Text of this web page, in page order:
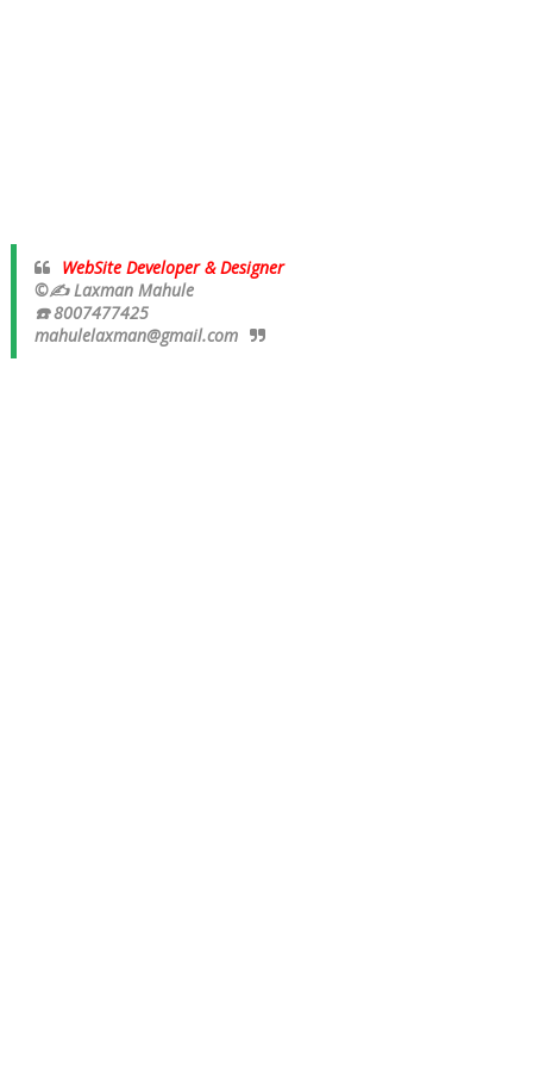
WebSite Developer & Designer
©✍ Laxman Mahule
☎️ 8007477425
mahulelaxman@gmail.com